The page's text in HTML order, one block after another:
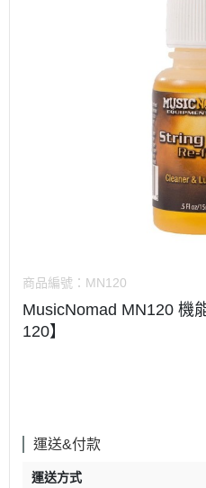
商品編號： MN120
MusicNomad MN120 機
120】
運送&付款
運送方式